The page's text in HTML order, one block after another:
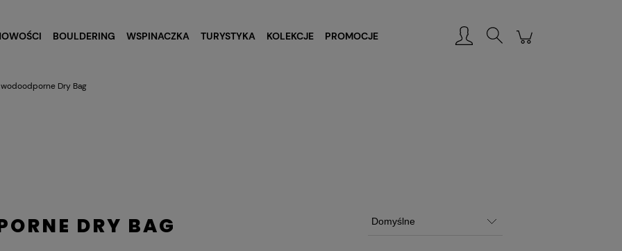
BOULDERING WSPINACZKA TURYSTYKA KOLEKCJE PROMOCJE
Dry Bag
DRY BAG